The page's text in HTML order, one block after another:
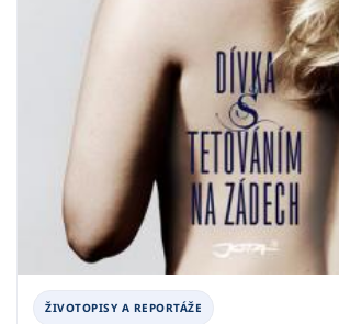
ŽIVOTOPISY A REPORTÁŽE